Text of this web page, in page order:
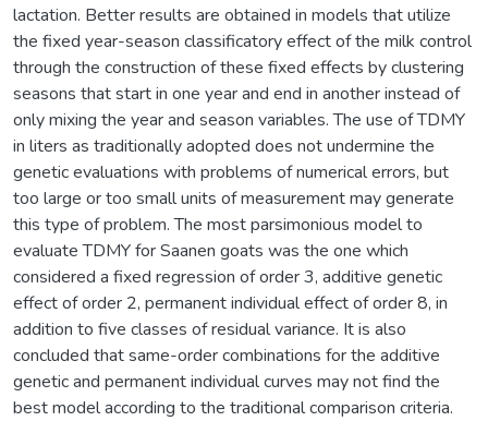
lactation. Better results are obtained in models that utilize
the fixed year-season classificatory effect of the milk control
through the construction of these fixed effects by clustering
seasons that start in one year and end in another instead of
only mixing the year and season variables. The use of TDMY
in liters as traditionally adopted does not undermine the
genetic evaluations with problems of numerical errors, but
too large or too small units of measurement may generate
this type of problem. The most parsimonious model to
evaluate TDMY for Saanen goats was the one which
considered a fixed regression of order 3, additive genetic
effect of order 2, permanent individual effect of order 8, in
addition to five classes of residual variance. It is also
concluded that same-order combinations for the additive
genetic and permanent individual curves may not find the
best model according to the traditional comparison criteria.